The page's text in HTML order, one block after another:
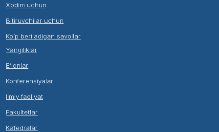
Xodim uchun
Bitiruvchilar uchun
Ko’p beriladigan savollar
Yangiliklar
E’lonlar
Konferensiyalar
Ilmiy faoliyat
Fakultetlar
Kafedralar